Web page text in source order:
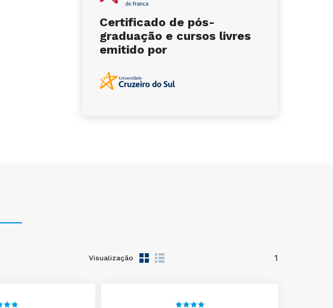
Certificado de pós-
graduação e cursos livres
emitido por
Visualização 1